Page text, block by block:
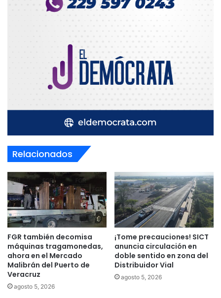
Relacionados
FGR también decomisa
máquinas tragamonedas,
ahora en el Mercado
Malibrán del Puerto de
Veracruz
agosto 5, 2026
¡Tome precauciones! SICT
anuncia circulación en
doble sentido en zona del
Distribuidor Vial
agosto 5, 2026